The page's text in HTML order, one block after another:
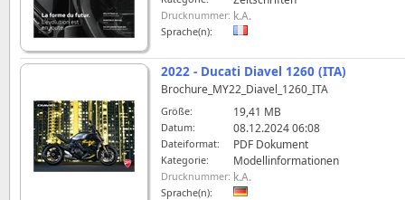
Drucknummer: k.A.
Sprache(n):
2022 - Ducati Diavel 1260 (ITA)
Brochure_MY22_Diavel_1260_ITA
Größe: 19,41 MB
Datum: 08.12.2024 06:08
Dateiformat: PDF Dokument
Kategorie: Modellinformationen
Drucknummer: k.A.
Sprache(n):